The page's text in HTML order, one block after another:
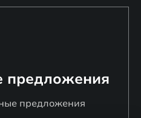
предложения
предложения